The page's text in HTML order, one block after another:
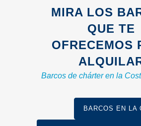
MIRA LOS
QUE TE
OFRECEMOS
Barcos de chárter en la
BARCOS EN LA